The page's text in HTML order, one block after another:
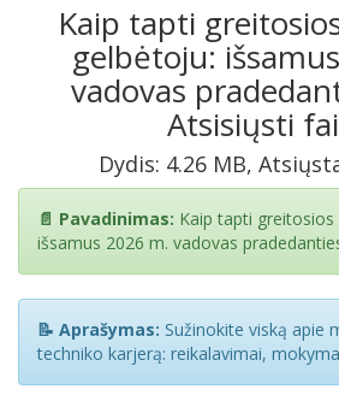
Kaip tapti
gelbėtoju:
vadovas
Atsisiųsti
Dydis: 4.26 MB,
📄 Pavadinimas: Kaip tapti
išsamus 2026 m. vadovas
📝 Aprašymas: Sužinokite viską apie
techniko karjerą: reikalavimai,